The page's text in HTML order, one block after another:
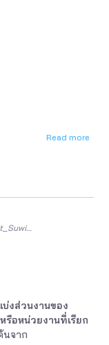
Read more
งส่วนงานของ
รือหน่วยงานที่เรียก
นจาก